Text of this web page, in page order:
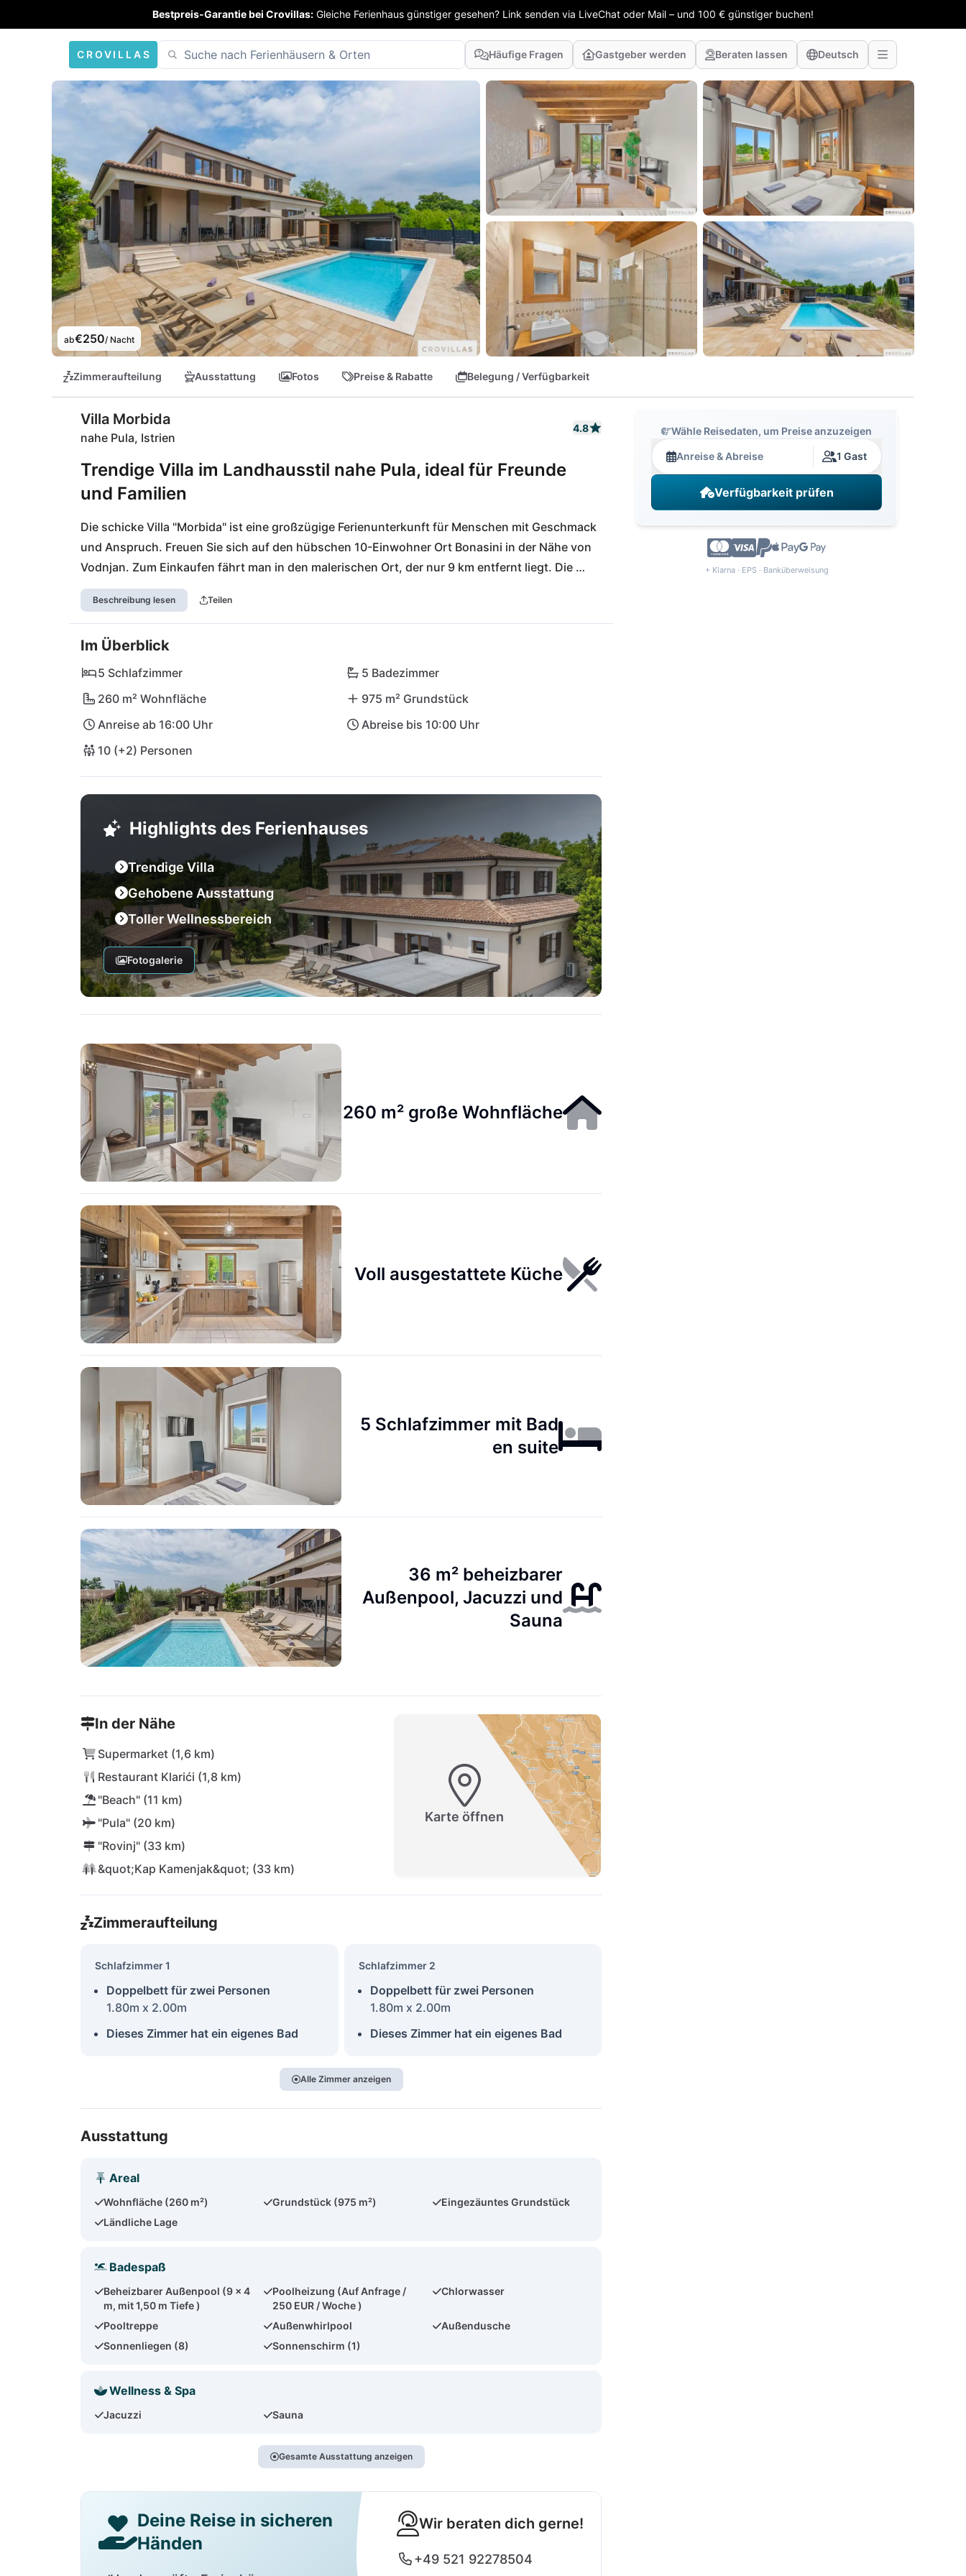
Bestpreis-Garantie bei Crovillas: Gleiche Ferienhaus günstiger gesehen? Link senden via LiveChat oder Mail – und 100 € günstiger buchen!
CROVILLAS Häufige Fragen Gastgeber werden Beraten lassen Deutsch
ab€250/ Nacht
Zimmeraufteilung Ausstattung Fotos Preise & Rabatte Belegung / Verfügbarkeit
Villa Morbida
nahe Pula, Istrien
4.8
Trendige Villa im Landhausstil nahe Pula, ideal für Freunde
und Familien
Die schicke Villa "Morbida" ist eine großzügige Ferienunterkunft für Menschen mit Geschmack
und Anspruch. Freuen Sie sich auf den hübschen 10-Einwohner Ort Bonasini in der Nähe von
Vodnjan. Zum Einkaufen fährt man in den malerischen Ort, der nur 9 km entfernt liegt. Die
umwerfende Stadt Pula ist in 20 km erreicht. Die Badeorte der istrischen Halbinsel liegen nur
16 km entfernt.
Beschreibung lesen Teilen
Im Überblick
5 Schlafzimmer
5 Badezimmer
260 m² Wohnfläche
975 m² Grundstück
Anreise ab 16:00 Uhr
Abreise bis 10:00 Uhr
10 (+2) Personen
Highlights des Ferienhauses
Trendige Villa
Gehobene Ausstattung
Toller Wellnessbereich
Fotogalerie
260 m² große Wohnfläche
Voll ausgestattete Küche
5 Schlafzimmer mit Bad
en suite
36 m² beheizbarer
Außenpool, Jacuzzi und
Sauna
In der Nähe
Supermarket (1,6 km)
Restaurant Klarići (1,8 km)
"Beach" (11 km)
"Pula" (20 km)
"Rovinj" (33 km)
&quot;Kap Kamenjak&quot; (33 km)
Karte öffnen
Zimmeraufteilung
Schlafzimmer 1
Doppelbett für zwei Personen
1.80m x 2.00m
Dieses Zimmer hat ein eigenes Bad
Schlafzimmer 2
Doppelbett für zwei Personen
1.80m x 2.00m
Dieses Zimmer hat ein eigenes Bad
Alle Zimmer anzeigen
Ausstattung
Areal
Wohnfläche (260 m²) Grundstück (975 m²)
Eingezäuntes Grundstück
Ländliche Lage
Badespaß
Beheizbarer Außenpool (9 x 4
m, mit 1,50 m Tiefe )
Poolheizung (Auf Anfrage /
250 EUR / Woche )
Chlorwasser
Pooltreppe Außenwhirlpool
Außendusche
Sonnenliegen (8)
Sonnenschirm (1)
Wellness & Spa
Jacuzzi Sauna
Gesamte Ausstattung anzeigen
Deine Reise in sicheren
Händen
Wir beraten dich gerne!
+49 521 92278504
Wähle Reisedaten, um Preise anzuzeigen
Anreise & Abreise 1 Gast
Verfügbarkeit prüfen
+ Klarna · EPS · Banküberweisung